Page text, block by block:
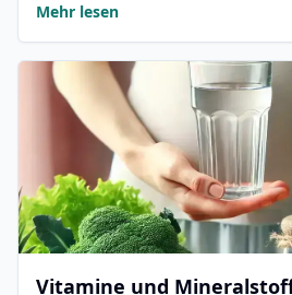
Mehr lesen
Vitamine und